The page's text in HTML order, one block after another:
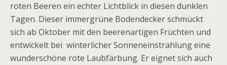
roten Beeren ein echter Lichtblick in diesen dunklen
Tagen. Dieser immergrüne Bodendecker schmückt
sich ab Oktober mit den beerenartigen Früchten und
entwickelt bei winterlicher Sonneneinstrahlung eine
wunderschöne rote Laubfärbung. Er eignet sich auch